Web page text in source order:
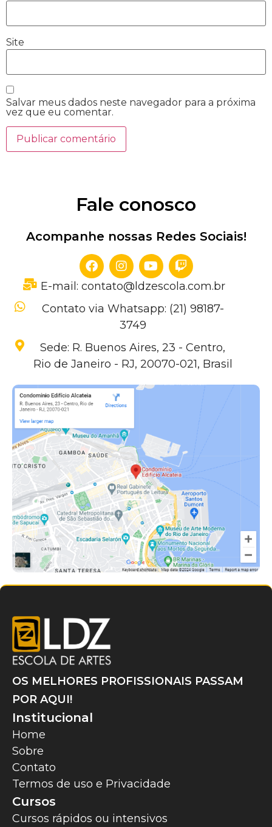
Site
Salvar meus dados neste navegador para a próxima
vez que eu comentar.
Fale conosco
Acompanhe nossas Redes Sociais!
E-mail: contato@ldzescola.com.br
Contato via Whatsapp: (21) 98187-
3749
Sede: R. Buenos Aires, 23 - Centro,
Rio de Janeiro - RJ, 20070-021, Brasil
OS MELHORES PROFISSIONAIS PASSAM
POR AQUI!
Institucional
Home
Sobre
Contato
Termos de uso e Privacidade
Cursos
Cursos rápidos ou intensivos